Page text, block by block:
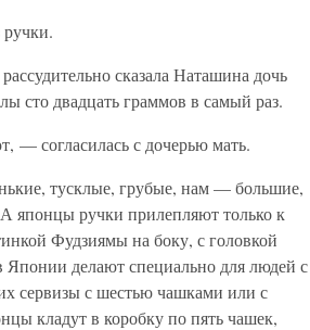
сказала Наташина дочь
сто двадцать граммов в самый раз.
— согласилась с дочерью мать.
тусклые, грубые, нам — большие,
японцы ручки прилепляют только к
Фудзиямы на боку, с головкой
делают специально для людей с
сервизы с шестью чашками или с
кладут в коробку по пять чашек,